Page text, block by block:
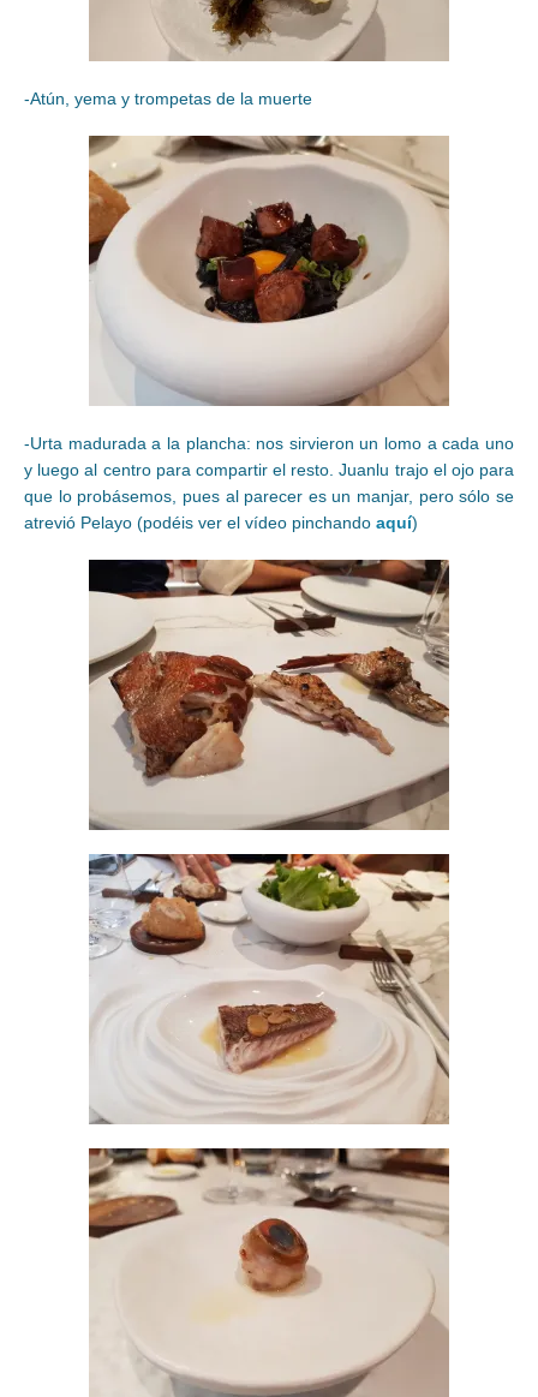
-Atún, yema y trompetas de la muerte
-Urta madurada a la plancha: nos sirvieron un lomo a cada uno
y luego al centro para compartir el resto. Juanlu trajo el ojo para
que lo probásemos, pues al parecer es un manjar, pero sólo se
atrevió Pelayo (podéis ver el vídeo pinchando aquí)